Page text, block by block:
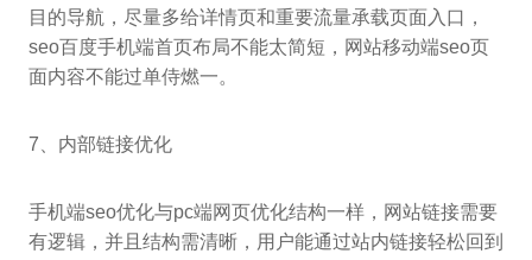
目的导航，尽量多给详情页和重要流量承载页面入口，
seo百度手机端首页布局不能太简短，网站移动端seo页
面内容不能过单侍燃一。
7、内部链接优化
手机端seo优化与pc端网页优化结构一样，网站链接需要
有逻辑，并且结构需清晰，用户能通过站内链接轻松回到